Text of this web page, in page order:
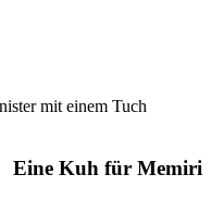
mit einem Tuch
Eine Kuh für Memiri